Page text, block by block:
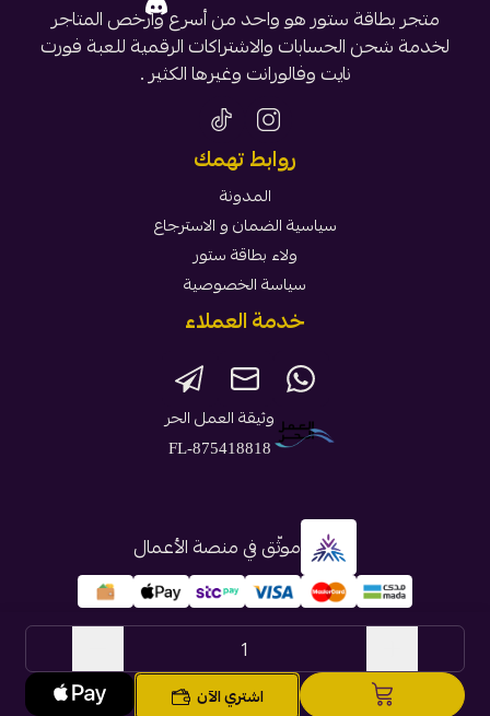
اشتري الآن
متجر بطاقة ستور هو واحد من أسرع وأرخص المتاجر
لخدمة شحن الحسابات والاشتراكات الرقمية للعبة فورت
نايت وفالورانت وغيرها الكثير .
روابط تهمك
المدونة
سياسية الضمان و الاسترجاع
ولاء بطاقة ستور
سياسة الخصوصية
خدمة العملاء
وثيقة العمل الحر
FL-875418818
موثّق في منصة الأعمال
الحقوق محفوظة | 2026 بطاقة ستور